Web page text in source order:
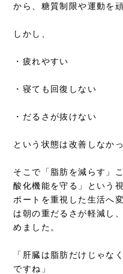
から、糖質制限や運動を
しかし、
・疲れやすい
・寝ても回復しない
・だるさが抜けない
という状態は改善しなか
そこで「脂肪を減らす」
酸化機能を守る」という
ポートを重視した生活へ
は朝の重だるさが軽減し
めました。
「肝臓は脂肪だけじゃな
ですね」